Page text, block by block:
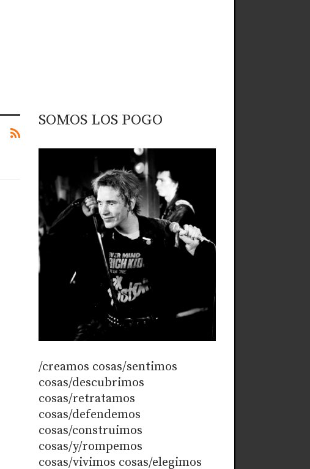
SOMOS LOS POGO
/creamos cosas/sentimos
cosas/descubrimos
cosas/retratamos
cosas/defendemos
cosas/construimos
cosas/y/rompemos
cosas/vivimos cosas/elegimos